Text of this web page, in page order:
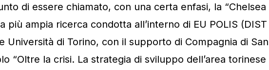
di essere chiamato, con una certa enfasi, la “Chelsea
più ampia ricerca condotta all’interno di EU POLIS (DIST
Università di Torino, con il supporto di Compagnia di San
“Oltre la crisi. La strategia di sviluppo dell’area torinese